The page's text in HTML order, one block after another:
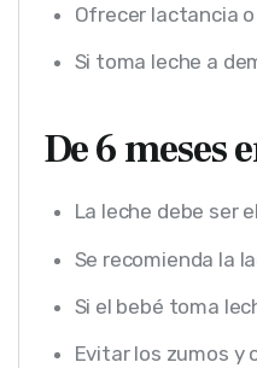
Ofrecer lactancia
Si toma leche a
De 6 meses
La leche debe ser
Se recomienda la
Si el bebé toma
Evitar los zumos y